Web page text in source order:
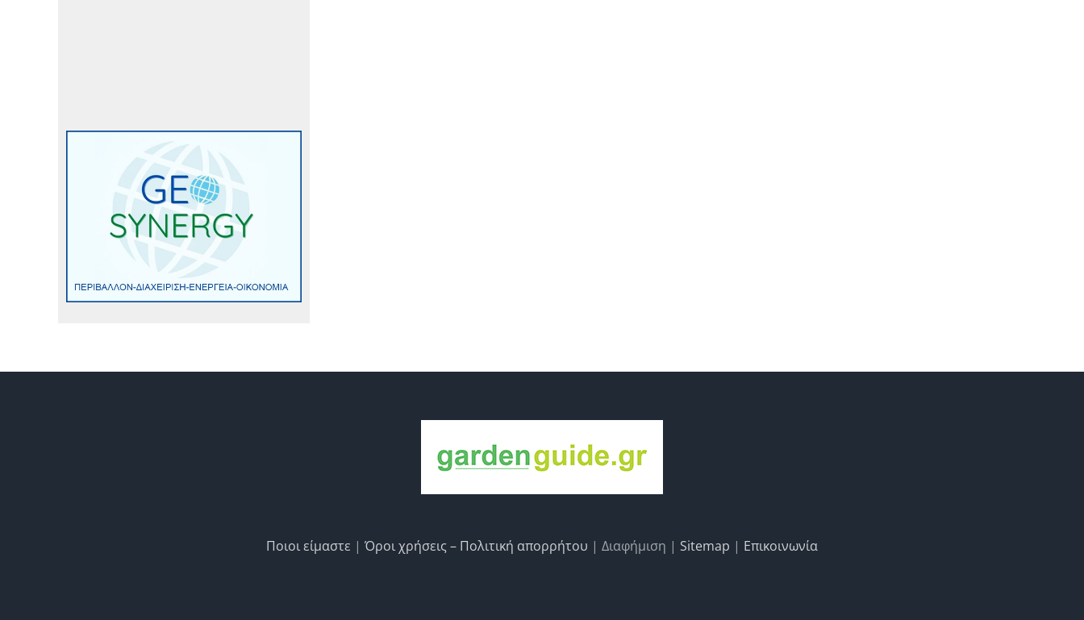
Ποιοι είμαστε | Όροι χρήσεις – Πολιτική απορρήτου | Διαφήμιση | Sitemap | Επικοινωνία